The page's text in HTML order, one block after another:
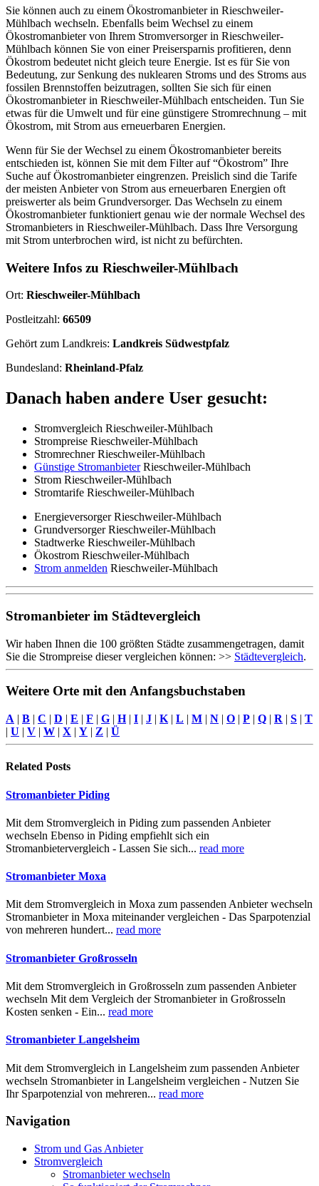
Sie können auch zu einem Ökostromanbieter in Rieschweiler-
Mühlbach wechseln. Ebenfalls beim Wechsel zu einem
Ökostromanbieter von Ihrem Stromversorger in Rieschweiler-
Mühlbach können Sie von einer Preisersparnis profitieren, denn
Ökostrom bedeutet nicht gleich teure Energie. Ist es für Sie von
Bedeutung, zur Senkung des nuklearen Stroms und des Stroms aus
fossilen Brennstoffen beizutragen, sollten Sie sich für einen
Ökostromanbieter in Rieschweiler-Mühlbach entscheiden. Tun Sie
etwas für die Umwelt und für eine günstigere Stromrechnung – mit
Ökostrom, mit Strom aus erneuerbaren Energien.
Wenn für Sie der Wechsel zu einem Ökostromanbieter bereits
entschieden ist, können Sie mit dem Filter auf “Ökostrom” Ihre
Suche auf Ökostromanbieter eingrenzen. Preislich sind die Tarife
der meisten Anbieter von Strom aus erneuerbaren Energien oft
preiswerter als beim Grundversorger. Das Wechseln zu einem
Ökostromanbieter funktioniert genau wie der normale Wechsel des
Stromanbieters in Rieschweiler-Mühlbach. Dass Ihre Versorgung
mit Strom unterbrochen wird, ist nicht zu befürchten.
Weitere Infos zu Rieschweiler-Mühlbach
Ort: Rieschweiler-Mühlbach
Postleitzahl: 66509
Gehört zum Landkreis: Landkreis Südwestpfalz
Bundesland: Rheinland-Pfalz
Danach haben andere User gesucht:
Stromvergleich Rieschweiler-Mühlbach
Strompreise Rieschweiler-Mühlbach
Stromrechner Rieschweiler-Mühlbach
Günstige StromanbieterRieschweiler-Mühlbach
Strom Rieschweiler-Mühlbach
Stromtarife Rieschweiler-Mühlbach
Energieversorger Rieschweiler-Mühlbach
Grundversorger Rieschweiler-Mühlbach
Stadtwerke Rieschweiler-Mühlbach
Ökostrom Rieschweiler-Mühlbach
Strom anmelden Rieschweiler-Mühlbach
Stromanbieter im Städtevergleich
Wir haben Ihnen die 100 größten Städte zusammengetragen, damit
Sie die Strompreise dieser vergleichen können: >> Städtevergleich.
Weitere Orte mit den Anfangsbuchstaben
A | B | C | D | E | F | G | H| I | J | K | L | M | N | O | P | Q | R | S | T
| U | V | W | X | Y | Z | Ü
Related Posts
Stromanbieter Piding
Mit dem Stromvergleich in Piding zum passenden Anbieter
wechseln Ebenso in Piding empfiehlt sich ein
Stromanbietervergleich - Lassen Sie sich... read more
Stromanbieter Moxa
Mit dem Stromvergleich in Moxa zum passenden Anbieter wechseln
Stromanbieter in Moxa miteinander vergleichen - Das Sparpotenzial
von mehreren hundert... read more
Stromanbieter Großrosseln
Mit dem Stromvergleich in Großrosseln zum passenden Anbieter
wechseln Mit dem Vergleich der Stromanbieter in Großrosseln
Kosten senken - Ein... read more
Stromanbieter Langelsheim
Mit dem Stromvergleich in Langelsheim zum passenden Anbieter
wechseln Stromanbieter in Langelsheim vergleichen - Nutzen Sie
Ihr Sparpotenzial von mehreren... read more
Navigation
Strom und Gas Anbieter
Stromvergleich
Stromanbieter wechseln